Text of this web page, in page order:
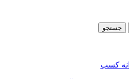
جستجو
کسب